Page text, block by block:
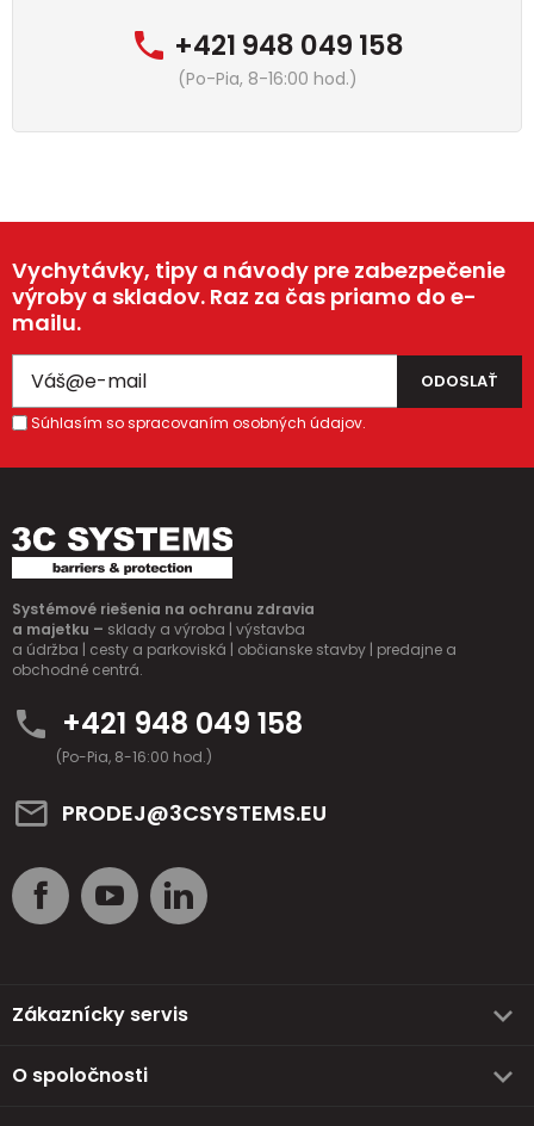
+421 948 049 158
(Po-Pia, 8-16:00 hod.)
Vychytávky, tipy a návody pre zabezpečenie
výroby a skladov. Raz za čas priamo do e-
mailu.
Súhlasím so spracovaním osobných údajov.
Systémové riešenia na ochranu zdravia
a majetku – sklady a výroba | výstavba
a údržba | cesty a parkoviská | občianske stavby | predajne a
obchodné centrá.
+421 948 049 158
(Po-Pia, 8-16:00 hod.)
PRODEJ@3CSYSTEMS.EU
Zákaznícky servis
O spoločnosti